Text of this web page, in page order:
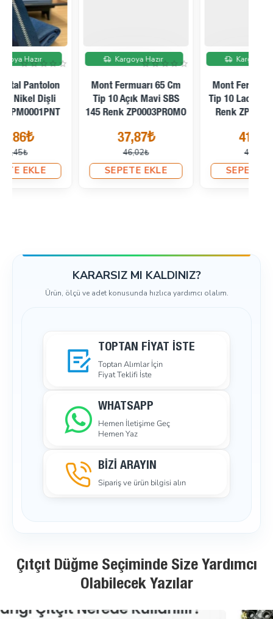
İndirimde
Kargoya Hazır
Mont Fermuarı 65 Cm
Tip 10 Açık Mavi SBS
145 Renk ZP0003PROMO
SEPETE EKLE
İndirimde
Kargoya Hazır
Mont Fermuarı 70 Cm
Tip 10 Lacivert SBS 168
Renk ZP0004PROMO
SEPETE EKLE
KARARSIZ MI KALDINIZ?
Ürün, ölçü ve adet konusunda hızlıca yardımcı olalım.
TOPTAN FIYAT İSTE
Toptan Alımlar İçin
Fiyat Teklifi İste
WHATSAPP
Hemen İletişime Geç
Hemen Yaz
BİZİ ARAYIN
Sipariş ve ürün bilgisi alın
Çıtçıt Düğme Seçiminde Size Yardımcı
Olabilecek Yazılar